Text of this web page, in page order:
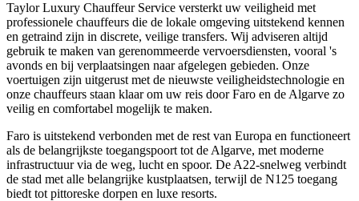
Taylor Luxury Chauffeur Service versterkt uw veiligheid met
professionele chauffeurs die de lokale omgeving uitstekend kennen
en getraind zijn in discrete, veilige transfers. Wij adviseren altijd
gebruik te maken van gerenommeerde vervoersdiensten, vooral 's
avonds en bij verplaatsingen naar afgelegen gebieden. Onze
voertuigen zijn uitgerust met de nieuwste veiligheidstechnologie en
onze chauffeurs staan klaar om uw reis door Faro en de Algarve zo
veilig en comfortabel mogelijk te maken.
Faro is uitstekend verbonden met de rest van Europa en functioneert
als de belangrijkste toegangspoort tot de Algarve, met moderne
infrastructuur via de weg, lucht en spoor. De A22-snelweg verbindt
de stad met alle belangrijke kustplaatsen, terwijl de N125 toegang
biedt tot pittoreske dorpen en luxe resorts.